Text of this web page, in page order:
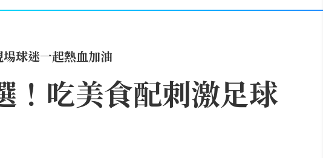
球迷一起熱血加油
！吃美食配刺激足球